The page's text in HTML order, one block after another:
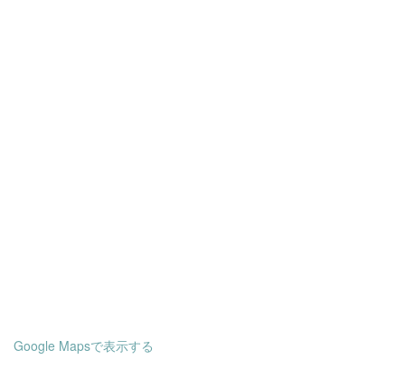
Google Mapsで表示する